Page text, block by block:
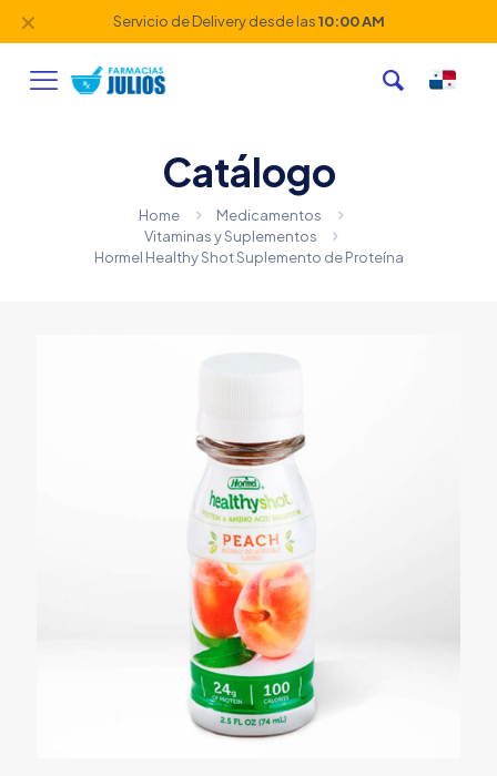
Servicio de Delivery desde las10:00 AM
✕
Catálogo
Home
Medicamentos
Vitaminas y Suplementos
Hormel Healthy Shot Suplemento de Proteína